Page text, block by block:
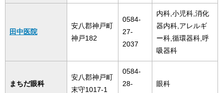
田中医院
安八郡神戸町
神戸182
0584-
27-
2037
内科,小児科,消化
器内科,アレルギ
ー科,循環器科,呼
吸器科
まちだ眼科
安八郡神戸町
末守1017-1
0584-
28-
眼科